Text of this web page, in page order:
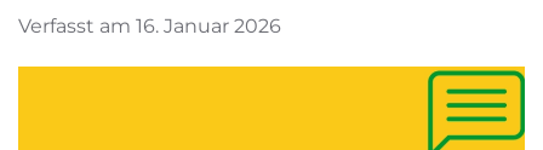
Verfasst am 16. Januar 2026